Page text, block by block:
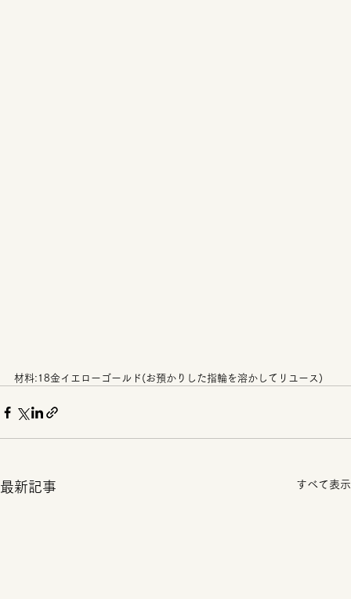
材料:18金イエローゴールド(お預かりした指輪を溶かしてリユース)
最新記事 すべて表示